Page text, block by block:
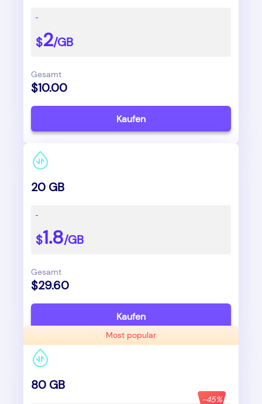
$2/GB
Gesamt
$10.00
Kaufen
20 GB
$1.8/GB
Gesamt
$29.60
Kaufen
Most popular
-45%
80 GB